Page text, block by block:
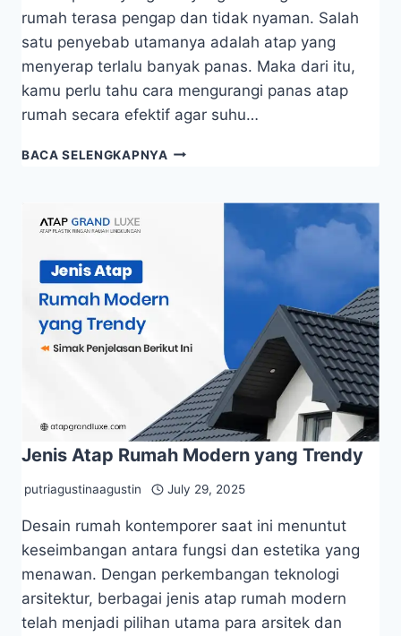
rumah terasa pengap dan tidak nyaman. Salah
satu penyebab utamanya adalah atap yang
menyerap terlalu banyak panas. Maka dari itu,
kamu perlu tahu cara mengurangi panas atap
rumah secara efektif agar suhu…
BACA SELENGKAPNYA
Jenis Atap Rumah Modern yang Trendy
putriagustinaagustin July 29, 2025
Desain rumah kontemporer saat ini menuntut
keseimbangan antara fungsi dan estetika yang
menawan. Dengan perkembangan teknologi
arsitektur, berbagai jenis atap rumah modern
telah menjadi pilihan utama para arsitek dan